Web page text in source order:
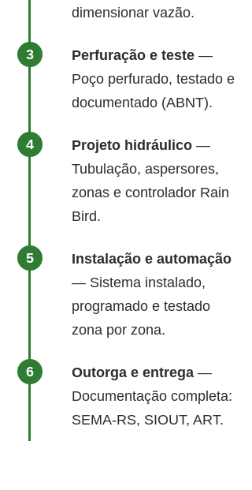
dimensionar vazão.
Perfuração e teste —
Poço perfurado, testado e
documentado (ABNT).
Projeto hidráulico —
Tubulação, aspersores,
zonas e controlador Rain
Bird.
Instalação e automação
— Sistema instalado,
programado e testado
zona por zona.
Outorga e entrega —
Documentação completa:
SEMA-RS, SIOUT, ART.